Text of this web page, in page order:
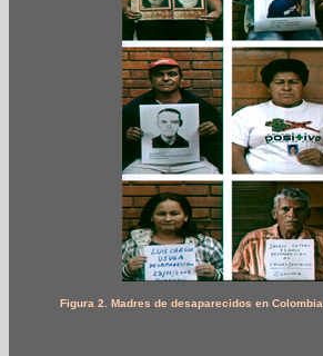
Figura 2. Madres de desaparecidos en